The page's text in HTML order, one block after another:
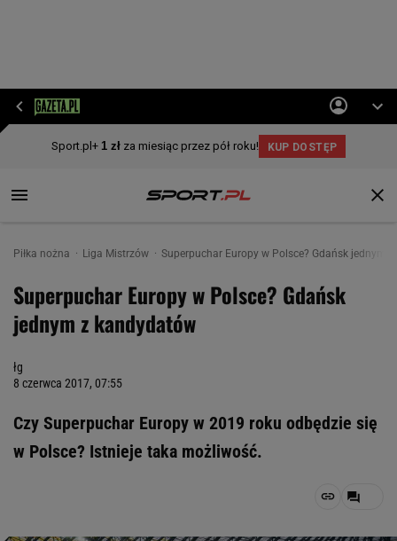
Piłka nożna Liga Mistrzów Superpuchar Europy w Polsce? Gdańsk jednym
Superpuchar Europy w Polsce? Gdańsk
jednym z kandydatów
łg
8 czerwca 2017, 07:55
Czy Superpuchar Europy w 2019 roku odbędzie się
w Polsce? Istnieje taka możliwość.